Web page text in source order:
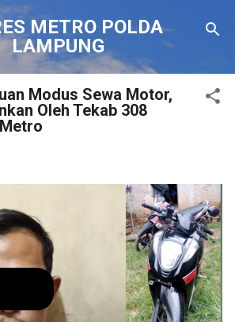
ke konten utama
METRO POLDA
LAMPUNG
Modus Sewa Motor,
Oleh Tekab 308